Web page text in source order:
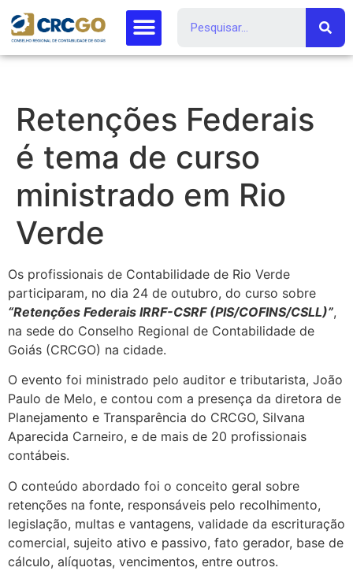
Retenções Federais
é tema de curso
ministrado em Rio
Verde
Os profissionais de Contabilidade de Rio Verde
participaram, no dia 24 de outubro, do curso sobre
“Retenções Federais IRRF-CSRF (PIS/COFINS/CSLL)”,
na sede do Conselho Regional de Contabilidade de
Goiás (CRCGO) na cidade.
O evento foi ministrado pelo auditor e tributarista, João
Paulo de Melo, e contou com a presença da diretora de
Planejamento e Transparência do CRCGO, Silvana
Aparecida Carneiro, e de mais de 20 profissionais
contábeis.
O conteúdo abordado foi o conceito geral sobre
retenções na fonte, responsáveis pelo recolhimento,
legislação, multas e vantagens, validade da escrituração
comercial, sujeito ativo e passivo, fato gerador, base de
cálculo, alíquotas, vencimentos, entre outros.